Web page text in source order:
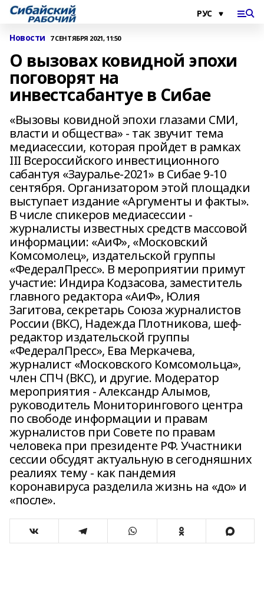
Новости 7 СЕНТЯБРЯ 2021, 11:50
О вызовах ковидной эпохи
поговорят на
инвестсабантуе в Сибае
«Вызовы ковидной эпохи глазами СМИ,
власти и общества» - так звучит тема
медиасессии, которая пройдет в рамках
III Всероссийского инвестиционного
сабантуя «Зауралье-2021» в Сибае 9-10
сентября. Организатором этой площадки
выступает издание «Аргументы и факты».
В числе спикеров медиасессии -
журналисты известных средств массовой
информации: «АиФ», «Московский
Комсомолец», издательской группы
«ФедералПресс». В мероприятии примут
участие: Индира Кодзасова, заместитель
главного редактора «АиФ», Юлия
Загитова, секретарь Союза журналистов
России (ВКС), Надежда Плотникова, шеф-
редактор издательской группы
«ФедералПресс», Ева Меркачева,
журналист «Московского Комсомольца»,
член СПЧ (ВКС), и другие. Модератор
мероприятия - Александр Алымов,
руководитель Мониторингового центра
по свободе информации и правам
журналистов при Совете по правам
человека при президенте РФ. Участники
сессии обсудят актуальную в сегодняшних
реалиях тему - как пандемия
коронавируса разделила жизнь на «до» и
«после».